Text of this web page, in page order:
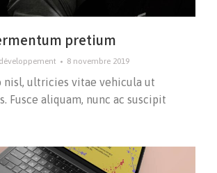
pretium
développement 8 novembre 2019
nisl, ultricies vitae vehicula ut
Fusce aliquam, nunc ac suscipit